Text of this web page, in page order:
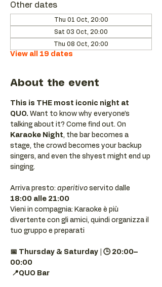
Other dates
Thu 01 Oct, 20:00
Sat 03 Oct, 20:00
Thu 08 Oct, 20:00
View all 19 dates
About the event
This is THE most iconic night at
QUO. Want to know why everyone’s
talking about it? Come find out. On
Karaoke Night, the bar becomes a
stage, the crowd becomes your backup
singers, and even the shyest might end up
singing.
Arriva presto: aperitivo servito dalle
18:00 alle 21:00
Vieni in compagnia: Karaoke è più
divertente con gli amici, quindi organizza il
tuo gruppo e preparati
📅 Thursday & Saturday | 🕒 20:00–
00:00
📍QUO Bar